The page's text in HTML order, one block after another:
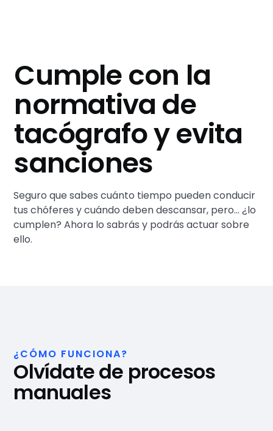
Cumple con la
normativa de
tacógrafo y evita
sanciones
Seguro que sabes cuánto tiempo pueden conducir
tus chóferes y cuándo deben descansar, pero... ¿lo
cumplen? Ahora lo sabrás y podrás actuar sobre
ello.
¿CÓMO FUNCIONA?
Olvídate de procesos
manuales